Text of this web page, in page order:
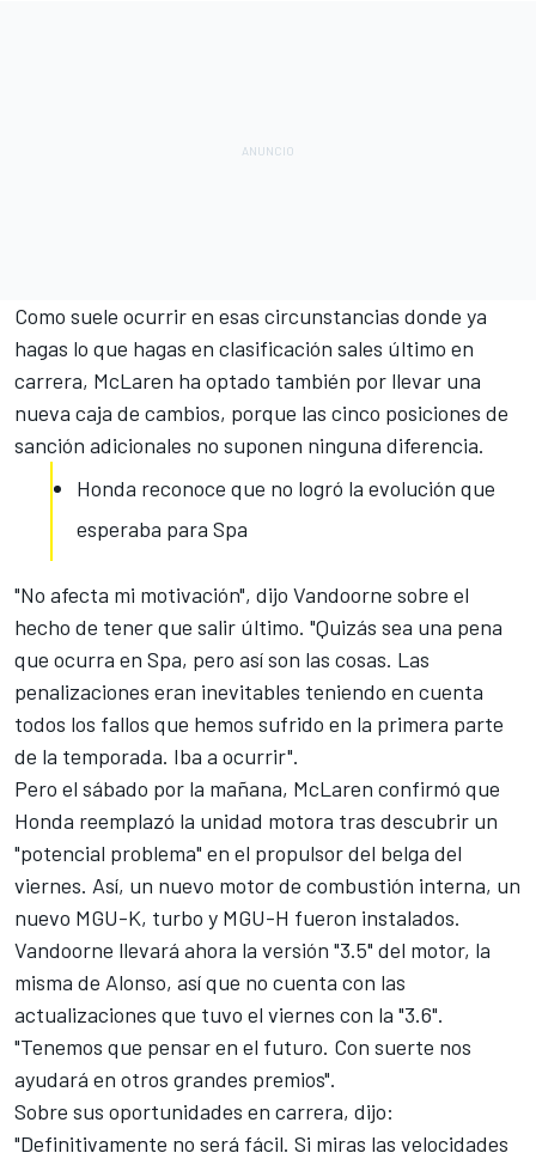
Como suele ocurrir en esas circunstancias donde ya
hagas lo que hagas en clasificación sales último en
carrera, McLaren ha optado también por llevar una
nueva caja de cambios, porque las cinco posiciones de
sanción adicionales no suponen ninguna diferencia.
Honda reconoce que no logró la evolución que
esperaba para Spa
"No afecta mi motivación", dijo Vandoorne sobre el
hecho de tener que salir último. "Quizás sea una pena
que ocurra en Spa, pero así son las cosas. Las
penalizaciones eran inevitables teniendo en cuenta
todos los fallos que hemos sufrido en la primera parte
de la temporada. Iba a ocurrir".
Pero el sábado por la mañana, McLaren confirmó que
Honda reemplazó la unidad motora tras descubrir un
"potencial problema" en el propulsor del belga del
viernes. Así, un nuevo motor de combustión interna, un
nuevo MGU-K, turbo y MGU-H fueron instalados.
Vandoorne llevará ahora la versión "3.5" del motor, la
misma de Alonso, así que no cuenta con las
actualizaciones que tuvo el viernes con la "3.6".
"Tenemos que pensar en el futuro. Con suerte nos
ayudará en otros grandes premios".
Sobre sus oportunidades en carrera, dijo:
"Definitivamente no será fácil. Si miras las velocidades